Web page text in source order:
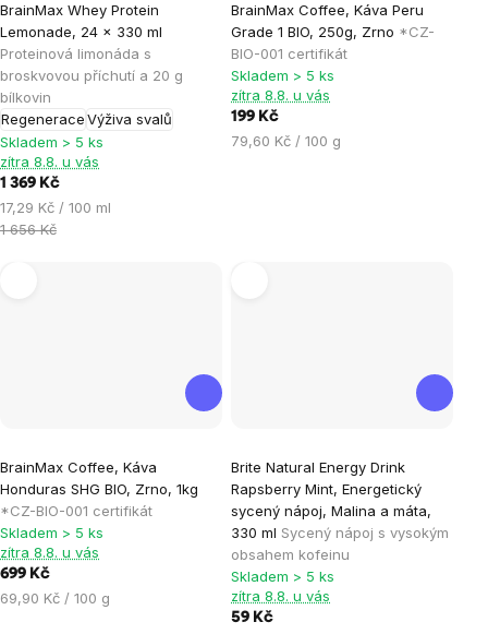
BrainMax Whey Protein
Lemonade, 24 x 330 ml
Proteinová limonáda s
broskvovou příchutí a 20 g
bílkovin
RegeneraceVýživa svalů
Skladem > 5 ks
zítra 8.8. u vás
1 369 Kč
Měrná
cena:
17,29 Kč / 100 ml
1 656 Kč
BrainMax Coffee, Káva Peru
Grade 1 BIO, 250g, Zrno *CZ-
BIO-001 certifikát
hodnocení
produktu
je
0,0
z
5
Skladem > 5 ks
zítra 8.8. u vás
199 Kč
Měrná
79,60 Kč / 100 g
BrainMax Coffee, Káva
Honduras SHG BIO, Zrno, 1kg
*CZ-BIO-001 certifikát
hodnocení
produktu
je
3,5
z
5
Skladem > 5 ks
zítra 8.8. u vás
699 Kč
Měrná
69,90 Kč / 100 g
Brite Natural Energy Drink
Rapsberry Mint, Energetický
sycený nápoj, Malina a máta,
330 ml Sycený nápoj s vysokým
obsahem kofeinu
hodnocení
produktu
je
5,0
z
5
Skladem > 5 ks
zítra 8.8. u vás
59 Kč